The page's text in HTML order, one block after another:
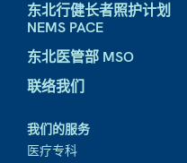
东北行健长者照护计划
NEMS PACE
东北医管部 MSO
联络我们
我们的服务
医疗专科